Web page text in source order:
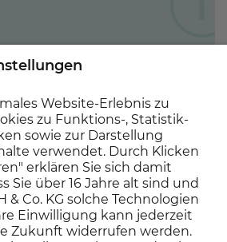
Informationen steht dir gerne
vorab telefonisch unter der
0 162 / 8 505 366zur
Ihre Bewerbung !